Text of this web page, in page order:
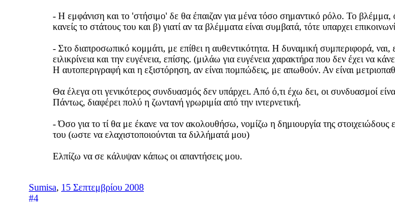
- Η εμφάνιση και το 'στήσιμο' δε θα έπαιζαν για μένα τόσο σημαντικό ρόλο. Το βλέμμα,
κανείς το στάτους του και β) γιατί αν τα βλέμματα είναι συμβατά, τότε υπαρχει
- Στο διαπροσωπικό κομμάτι, με επίθει η αυθεντικότητα. Η δυναμική συμπεριφορά, ναι,
ειλικρίνεια και την ευγένεια, επίσης. (μιλάω για ευγένεια χαρακτήρα που δεν έχει να
Η αυτοπεριγραφή και η εξιστόρηση, αν είναι πομπώδεις, με απωθούν. Αν είναι
Θα έλεγα οτι γενικότερος συνδυασμός δεν υπάρχει. Από ό,τι έχω δει, οι συνδυασμοί
Πάντως, διαφέρει πολύ η ζωντανή γρωριμία από την ιντερνετική.
- Όσο για το τί θα με έκανε να τον ακολουθήσω, νομίζω η δημιουργία της
του (ωστε να ελαχιστοποιούνται τα διλλήματά μου)
Ελπίζω να σε κάλυψαν κάπως οι απαντήσεις μου.
Sumisa, 15 Σεπτεμβρίου 2008
#4